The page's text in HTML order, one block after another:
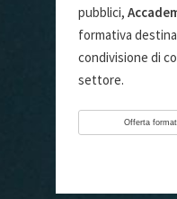
pubblici,
formativa
condivisione di
settore.
Offerta